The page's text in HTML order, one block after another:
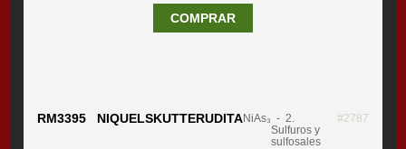
COMPRAR
RM3395 NIQUELSKUTTERUDITANiAs₃ - 2.
Sulfuros y
sulfosales
#2787